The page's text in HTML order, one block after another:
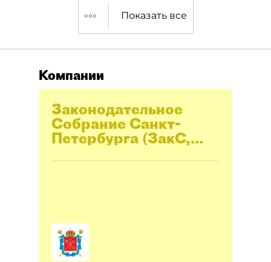
Показать все
Компании
Законодательное
Cобрание Санкт-
Петербурга (ЗакС,